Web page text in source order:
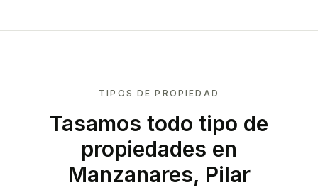
TIPOS DE PROPIEDAD
Tasamos todo tipo de
propiedades en
Manzanares, Pilar